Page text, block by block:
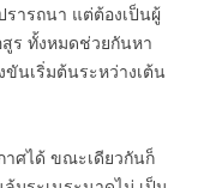
ารถนา แต่ต้องเป็นผู้
ร ทั้งหมดช่วยกันหา
นเริ่มต้นระหว่างเต้น
าศได้ ขณะเดียวกันก็